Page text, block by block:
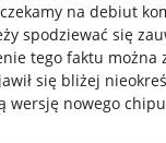
na debiut
spodziewać się
tego faktu można
się bliżej
wersję nowego